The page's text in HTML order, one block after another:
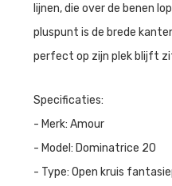
lijnen, die over de benen
pluspunt is de brede
perfect op zijn plek blijft
Specificaties:
- Merk: Amour
- Model: Dominatrice 20
- Type: Open kruis